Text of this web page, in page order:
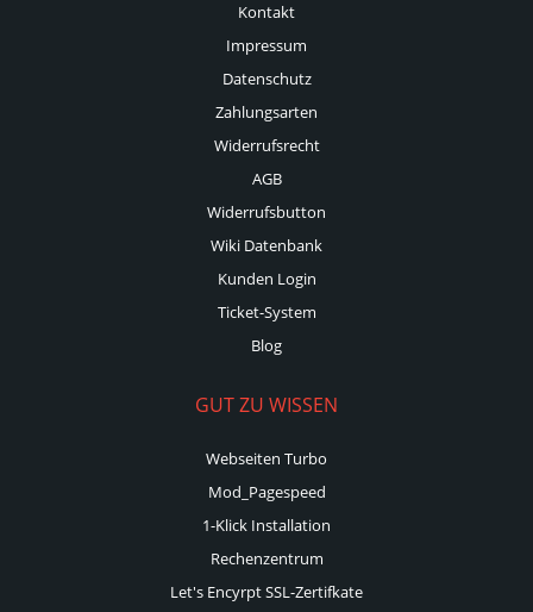
Kontakt
Impressum
Datenschutz
Zahlungsarten
Widerrufsrecht
AGB
Widerrufsbutton
Wiki Datenbank
Kunden Login
Ticket-System
Blog
GUT ZU WISSEN
Webseiten Turbo
Mod_Pagespeed
1-Klick Installation
Rechenzentrum
Let's Encyrpt SSL-Zertifkate